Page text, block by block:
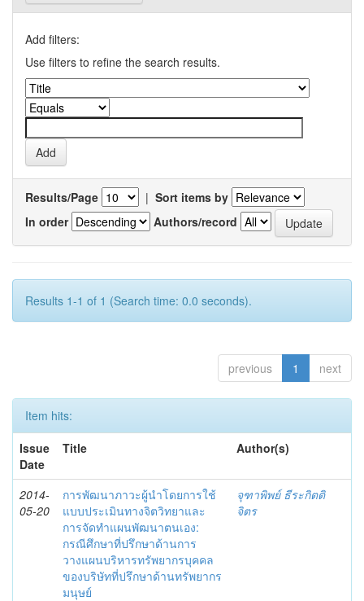
Add filters:
Use filters to refine the search results.
Results/Page | Sort items by
In order
Authors/record
Results 1-1 of 1 (Search time: 0.0 seconds).
previous 1 next
Item hits:
Issue
Date
Title Author(s)
2014-
05-20
การพัฒนาภาวะผู้นำโดยการใช้
แบบประเมินทางจิตวิทยาและ
การจัดทำแผนพัฒนาตนเอง:
กรณีศึกษาที่ปรึกษาด้านการ
วางแผนบริหารทรัพยากรบุคคล
ของบริษัทที่ปรึกษาด้านทรัพยากร
มนุษย์
จุฑาพิพย์ ธีระกิตติ
จิตร